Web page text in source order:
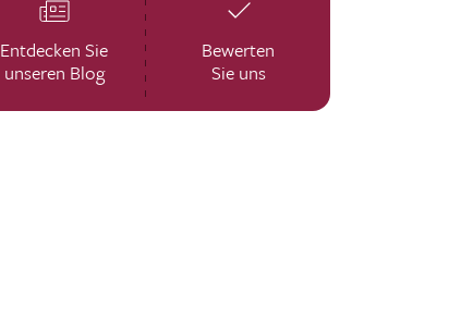
Entdecken Sie
unseren Blog
Bewerten
Sie uns